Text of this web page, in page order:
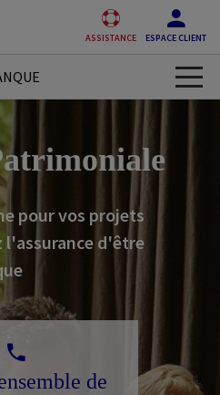
au Pied de page
ASSISTANCE ESPACE CLIENT
pour vos projets
l'assurance d'être
de